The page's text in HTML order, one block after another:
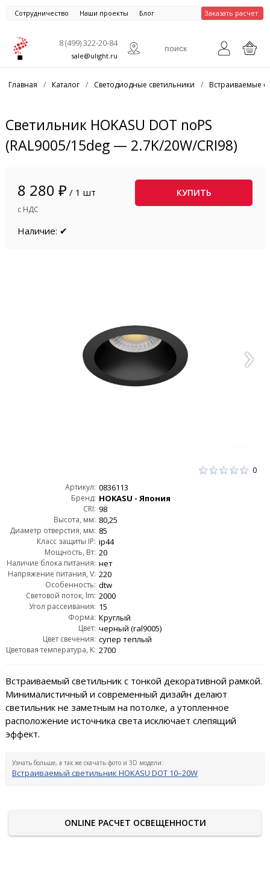
Сотрудничество Наши проекты Блог Заказать расчет
8 (499) 322-20-84
sale@ulight.ru
Главная / Каталог / Светодиодные светильники / Встраиваемые
Светильник HOKASU DOT noPS
(RAL9005/15deg — 2.7K/20W/CRI98)
8 280 ₽ / 1 шт
с НДС
КУПИТЬ
Наличие: ✔
0
Артикул: 0836113
Бренд: HOKASU - Япония
CRI: 98
Высота, мм: 80,25
Диаметр отверстия, мм: 85
Класс защиты IP: ip44
Мощность, Вт: 20
Наличие блока питания: нет
Напряжение питания, V: 220
Особенность: dtw
Световой поток, lm: 2000
Угол рассеивания: 15
Форма: Круглый
Цвет: черный (ral9005)
Цвет свечения: супер теплый
Цветовая температура, K: 2700
Встраиваемый светильник с тонкой декоративной рамкой.
Минималистичный и современный дизайн делают
светильник не заметным на потолке, а утопленное
расположение источника света исключает слепящий
эффект.
Узнать больше, а так же скачать фото и 3D модели:
Встраиваемый светильник HOKASU DOT 10–20W
ONLINE РАСЧЕТ ОСВЕЩЕННОСТИ